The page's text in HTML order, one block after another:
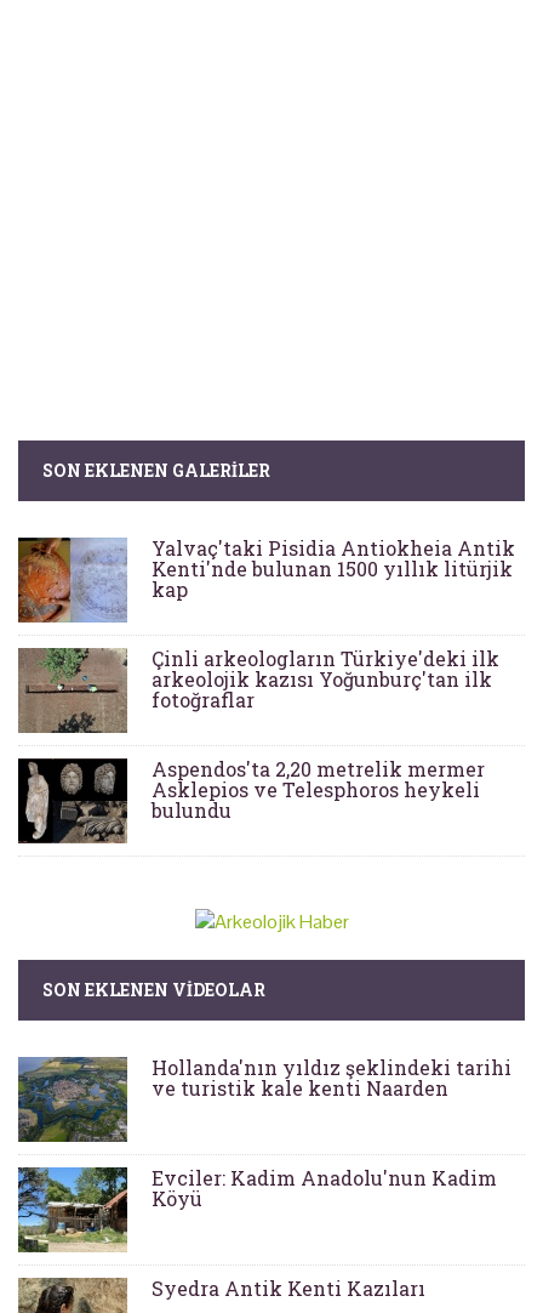
SON EKLENEN GALERILER
Yalvaç'taki Pisidia Antiokheia Antik
Kenti'nde bulunan 1500 yıllık litürjik
kap
Çinli arkeologların Türkiye'deki ilk
arkeolojik kazısı Yoğunburç'tan ilk
fotoğraflar
Aspendos'ta 2,20 metrelik mermer
Asklepios ve Telesphoros heykeli
bulundu
SON EKLENEN VIDEOLAR
Hollanda'nın yıldız şeklindeki tarihi
ve turistik kale kenti Naarden
Evciler: Kadim Anadolu'nun Kadim
Köyü
Syedra Antik Kenti Kazıları